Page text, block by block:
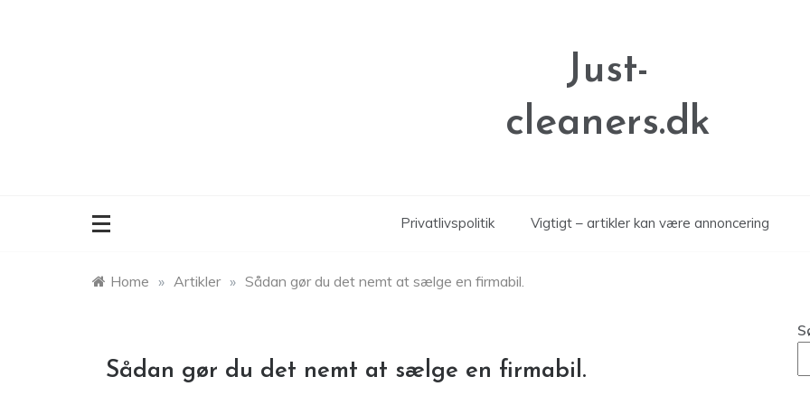
Just-
cleaners.dk
Privatlivspolitik Vigtigt – artikler kan være annoncering
Home » Artikler » Sådan gør du det nemt at sælge en firmabil.
Sådan gør du det nemt at sælge en firmabil.